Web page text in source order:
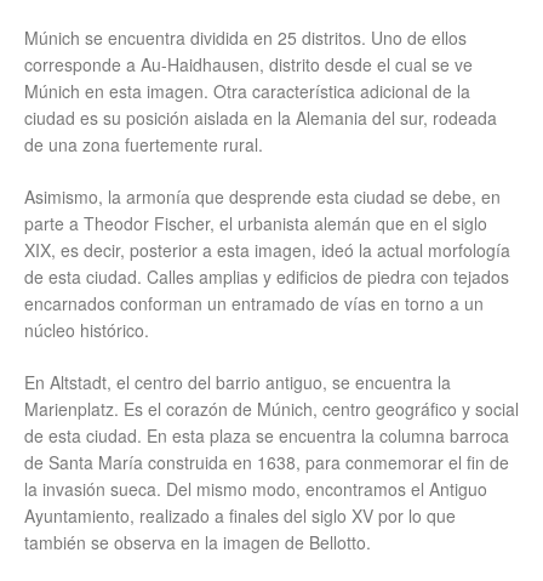
Múnich se encuentra dividida en 25 distritos. Uno de ellos
corresponde a Au-Haidhausen, distrito desde el cual se ve
Múnich en esta imagen. Otra característica adicional de la
ciudad es su posición aislada en la Alemania del sur, rodeada
de una zona fuertemente rural.
Asimismo, la armonía que desprende esta ciudad se debe, en
parte a Theodor Fischer, el urbanista alemán que en el siglo
XIX, es decir, posterior a esta imagen, ideó la actual morfología
de esta ciudad. Calles amplias y edificios de piedra con tejados
encarnados conforman un entramado de vías en torno a un
núcleo histórico.
En Altstadt, el centro del barrio antiguo, se encuentra la
Marienplatz. Es el corazón de Múnich, centro geográfico y social
de esta ciudad. En esta plaza se encuentra la columna barroca
de Santa María construida en 1638, para conmemorar el fin de
la invasión sueca. Del mismo modo, encontramos el Antiguo
Ayuntamiento, realizado a finales del siglo XV por lo que
también se observa en la imagen de Bellotto.